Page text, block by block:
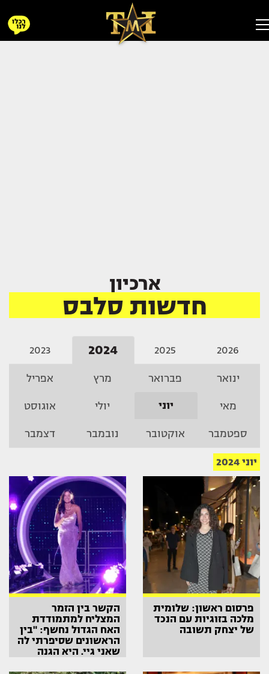
ארכיון
חדשות סלבס
2026
2025
2024
2023
ינואר פברואר מרץ אפריל
מאי יוני יולי אוגוסט
ספטמבר אוקטובר נובמבר דצמבר
יוני 2024
פרסום ראשון: שלומית
מלכה בזוגיות עם הנכד
של יצחק תשובה
הקשר בין הזמר
המצליח למתמודדת
האח הגדול נחשף: "בין
הראשונים שסיפרתי לה
שאני גיי. היא הגנה